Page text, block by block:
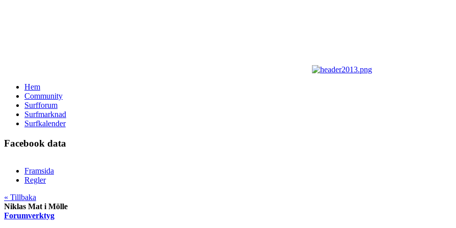
Hem
Community
Surfforum
Surfmarknad
Surfkalender
Facebook data
Framsida
Regler
« Tillbaka
Niklas Mat i Mölle
Forumverktyg